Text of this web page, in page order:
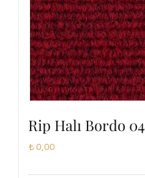
Rip Halı Bordo 04
₺0,00